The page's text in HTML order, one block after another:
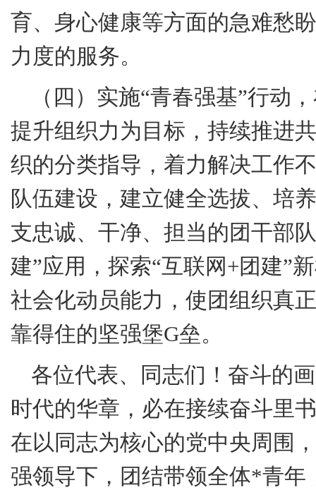
育、身心健康等方面的急难愁
力度的服务。
（四）实施“青春强基”行动
提升组织力为目标，持续推进
织的分类指导，着力解决工作
队伍建设，建立健全选拔、培
支忠诚、干净、担当的团干部
建”应用，探索“互联网+团建”
社会化动员能力，使团组织真
靠得住的坚强堡G垒。
各位代表、同志们！奋斗的
时代的华章，必在接续奋斗里
在以同志为核心的党中央周围
强领导下，团结带领全体*青年